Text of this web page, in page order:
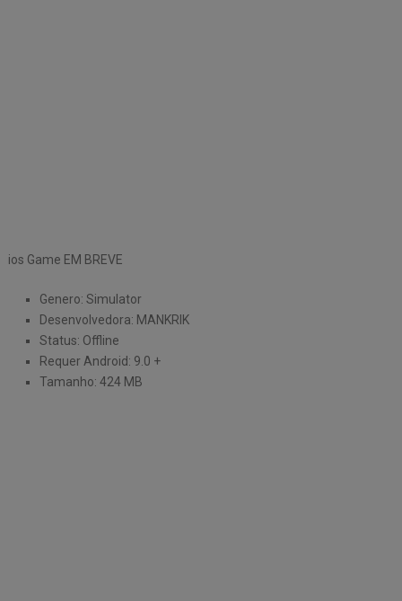
ios Game EM BREVE
Genero: Simulator
Desenvolvedora: MANKRIK
Status: Offline
Requer Android: 9.0 +
Tamanho: 424 MB